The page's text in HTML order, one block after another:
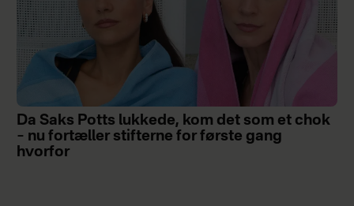
Da Saks Potts lukkede, kom det som et chok
– nu fortæller stifterne for første gang
hvorfor